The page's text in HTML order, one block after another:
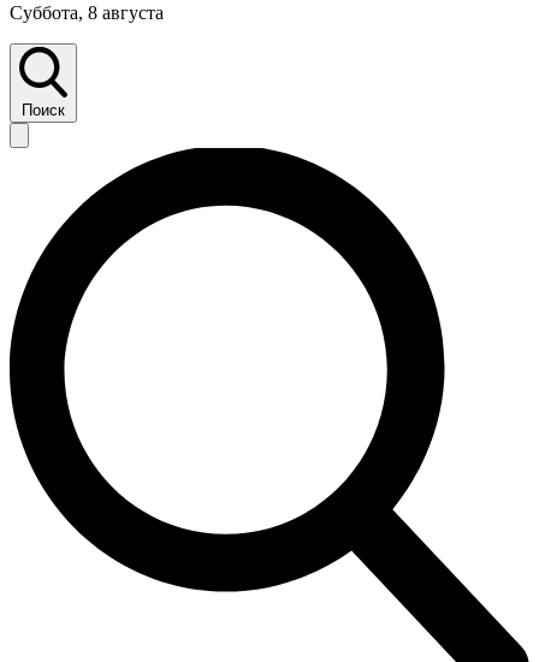
Суббота, 8 августа
Поиск